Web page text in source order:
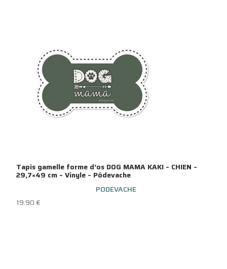
Tapis gamelle forme d’os DOG MAMA KAKI – CHIEN –
29,7×49 cm – Vinyle – Pôdevache
PODEVACHE
19.90€